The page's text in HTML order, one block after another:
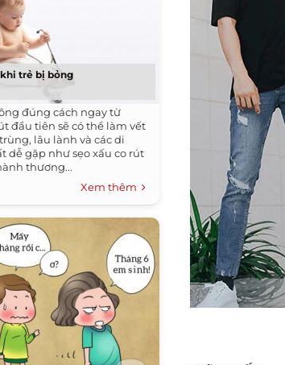
trẻ bị bỏng
đúng cách ngay từ
đầu tiên sẽ có thể làm vết
lâu lành và các di
dễ gặp như sẹo xấu co rút
thương...
Xem thêm